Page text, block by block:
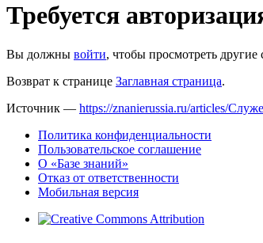
Требуется
Вы должны войти, чтобы просмотреть другие
Возврат к странице Заглавная страница.
Источник — https://znanierussia.ru/articles/
Политика конфиденциальности
Пользовательское соглашение
О «Базе знаний»
Отказ от ответственности
Мобильная версия